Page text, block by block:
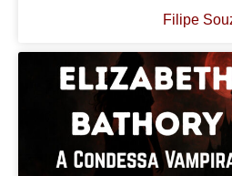
Filipe